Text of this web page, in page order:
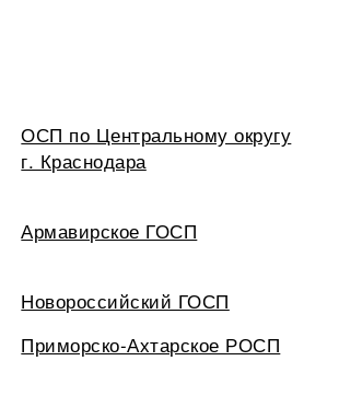
ОСП по Центральному округу
г. Краснодара
Армавирское ГОСП
Новороссийский ГОСП
Приморско-Ахтарское РОСП